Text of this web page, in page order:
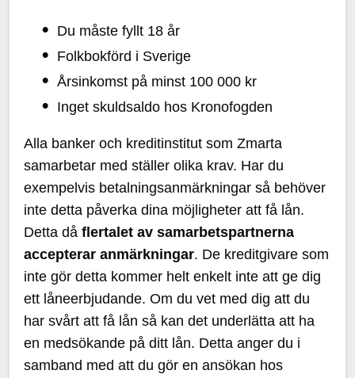
Du måste fyllt 18 år
Folkbokförd i Sverige
Årsinkomst på minst 100 000 kr
Inget skuldsaldo hos Kronofogden
Alla banker och kreditinstitut som Zmarta
samarbetar med ställer olika krav. Har du
exempelvis betalningsanmärkningar så behöver
inte detta påverka dina möjligheter att få lån.
Detta dåflertalet av samarbetspartnerna
accepterar anmärkningar. De kreditgivare som
inte gör detta kommer helt enkelt inte att ge dig
ett låneerbjudande. Om du vet med dig att du
har svårt att få lån så kan det underlätta att ha
en medsökande på ditt lån. Detta anger du i
samband med att du gör en ansökan hos